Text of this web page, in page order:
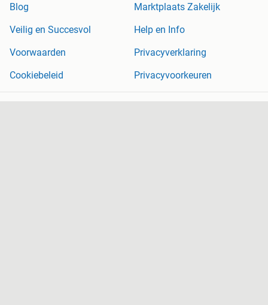
Blog
Marktplaats Zakelijk
Veilig en Succesvol
Help en Info
Voorwaarden
Privacyverklaring
Cookiebeleid
Privacyvoorkeuren